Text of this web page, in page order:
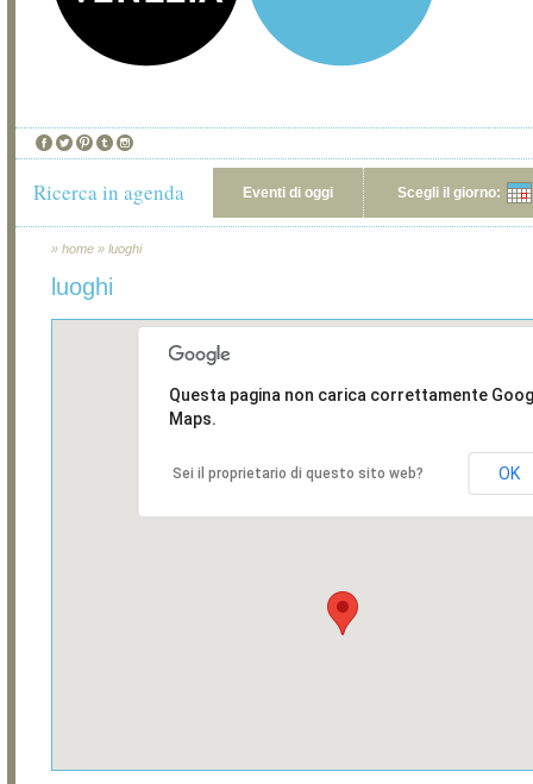
Ricerca in agenda Eventi di oggi Scegli il giorno:
» home » luoghi
luoghi
Questa pagina non carica correttamente
Maps.
Sei il proprietario di questo sito web? OK